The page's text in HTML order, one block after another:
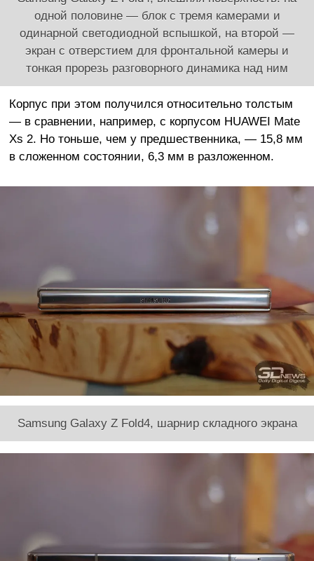
одной половине — блок с тремя камерами и
одинарной светодиодной вспышкой, на второй —
экран с отверстием для фронтальной камеры и
тонкая прорезь разговорного динамика над ним
Корпус при этом получился относительно толстым
— в сравнении, например, с корпусом HUAWEI Mate
Xs 2. Но тоньше, чем у предшественника, — 15,8 мм
в сложенном состоянии, 6,3 мм в разложенном.
Samsung Galaxy Z Fold4, шарнир складного экрана